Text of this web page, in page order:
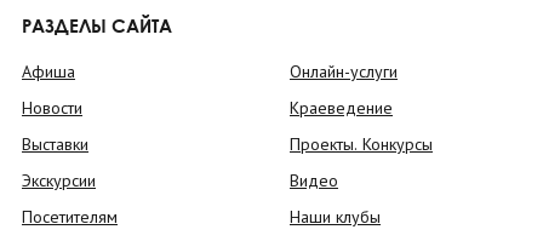
РАЗДЕЛЫ САЙТА
Афиша
Новости
Выставки
Экскурсии
Посетителям
Онлайн-услуги
Краеведение
Проекты. Конкурсы
Видео
Наши клубы